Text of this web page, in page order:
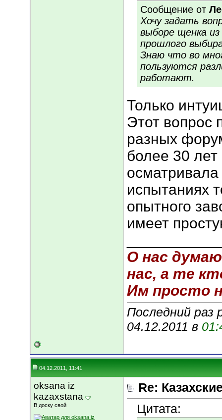
Сообщение от
Хочу задать
выборе щенка
прошлого
Знаю что во
пользуются
работают.
Только
Этот вопрос
разных
более 30
осматривала
испытаниях
опытного
имеет
О нас
нас, а те
Им просто
Последний раз
04.12.2011 в
04.12.2011, 11:41
oksana iz
kazaxstana
В доску свой
Re:
Цитата: